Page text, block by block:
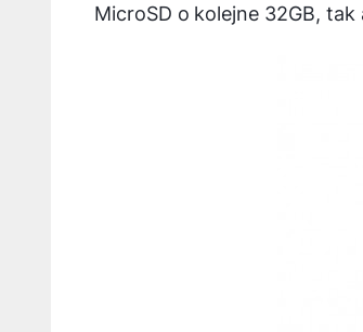
MicroSD o kolejne 32GB,